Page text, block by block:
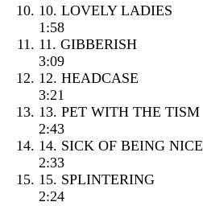
10. LOVELY LADIES
1:58
11. GIBBERISH
3:09
12. HEADCASE
3:21
13. PET WITH THE TISM
2:43
14. SICK OF BEING NICE
2:33
15. SPLINTERING
2:24